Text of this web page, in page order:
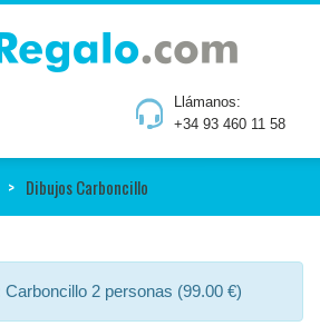
Llámanos:
+34 93 460 11 58
Dibujos Carboncillo
Carboncillo 2 personas (99.00 €)